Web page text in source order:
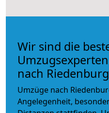
Wir sind die
nach Riedenburg
Umzüge nach
Angelegenheit,